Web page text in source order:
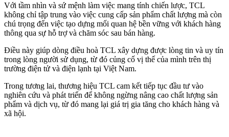
Với tầm nhìn và sứ mệnh làm việc mang tính chiến lược, TCL
không chỉ tập trung vào việc cung cấp sản phẩm chất lượng mà còn
chú trọng đến việc tạo dựng mối quan hệ bền vững với khách hàng
thông qua sự hỗ trợ và chăm sóc sau bán hàng.
Điều này giúp dòng điều hoà TCL xây dựng được lòng tin và uy tín
trong lòng người sử dụng, từ đó củng cố vị thế của mình trên thị
trường điện tử và điện lạnh tại Việt Nam.
Trong tương lai, thương hiệu TCL cam kết tiếp tục đầu tư vào
nghiên cứu và phát triển để không ngừng nâng cao chất lượng sản
phẩm và dịch vụ, từ đó mang lại giá trị gia tăng cho khách hàng và
xã hội.